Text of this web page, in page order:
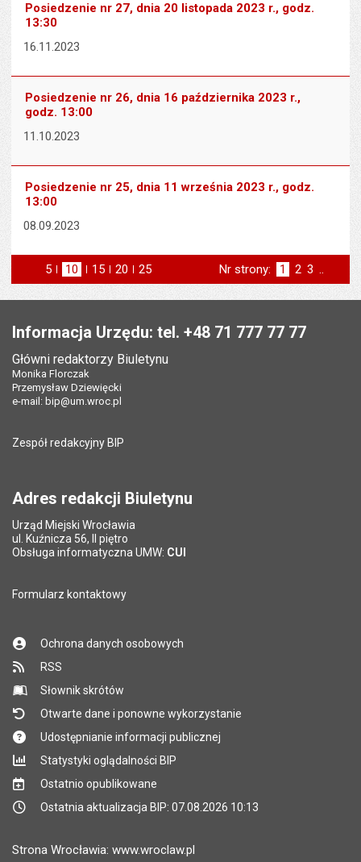
Posiedzenie nr 27, dnia 20 listopada 2023 r., godz.
13:30
16.11.2023
Posiedzenie nr 26, dnia 16 października 2023 r.,
godz. 13:00
11.10.2023
Posiedzenie nr 25, dnia 11 września 2023 r., godz.
13:00
08.09.2023
5 elementów na stronie
10 elementów
na stronie
15 elementów
na stronie
20 elementów
na stronie
25
na stronie
Nr strony: Strona
1 Strona
2 Strona
3 ..
Informacja Urzędu: tel. +48 71 777 77 77
Główni redaktorzy Biuletynu
Monika Florczak
Przemysław Dziewięcki
e-mail: bip@um.wroc.pl
Zespół redakcyjny BIP
Adres redakcji Biuletynu
Urząd Miejski Wrocławia
ul. Kuźnicza 56, II piętro
Obsługa informatyczna UMW: CUI
Formularz kontaktowy
Ochrona danych osobowych
RSS
Słownik skrótów
Otwarte dane i ponowne wykorzystanie
Udostępnianie informacji publicznej
Statystyki oglądalności BIP
Ostatnio opublikowane
Ostatnia aktualizacja BIP: 07.08.2026 10:13
Strona Wrocławia: www.wroclaw.pl